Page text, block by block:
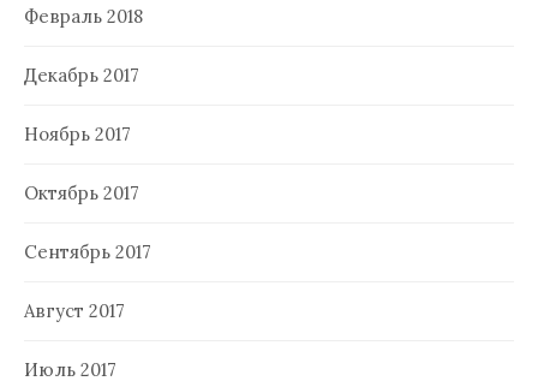
Февраль 2018
Декабрь 2017
Ноябрь 2017
Октябрь 2017
Сентябрь 2017
Август 2017
Июль 2017